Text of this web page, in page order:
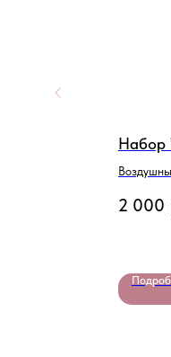
Набор
2 000